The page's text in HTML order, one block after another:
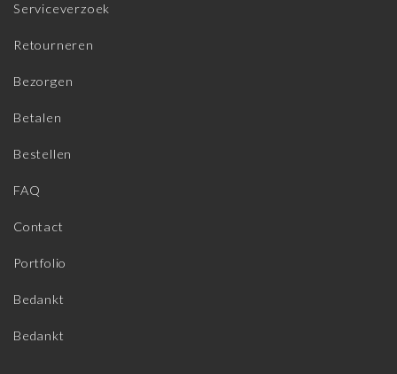
Serviceverzoek
Retourneren
Bezorgen
Betalen
Bestellen
FAQ
Contact
Portfolio
Bedankt
Bedankt